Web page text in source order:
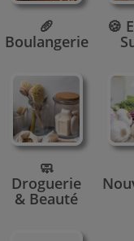
🥖
Boulangerie
🍪
🧼
Droguerie
& Beauté